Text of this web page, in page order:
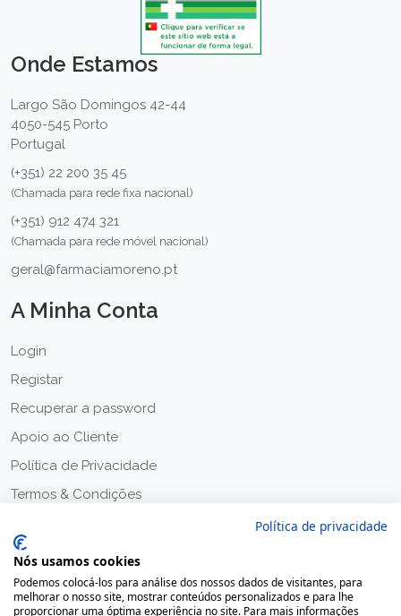
Onde Estamos
Largo São Domingos 42-44
4050-545 Porto
Portugal
(+351) 22 200 35 45
(Chamada para rede fixa nacional)
(+351) 912 474 321
(Chamada para rede móvel nacional)
geral@farmaciamoreno.pt
A Minha Conta
Login
Registar
Recuperar a password
Apoio ao Cliente
Política de Privacidade
Termos & Condições
Política de privacidade
Nós usamos cookies
Podemos colocá-los para análise dos nossos dados de visitantes, para
melhorar o nosso site, mostrar conteúdos personalizados e para lhe
proporcionar uma óptima experiência no site. Para mais informações